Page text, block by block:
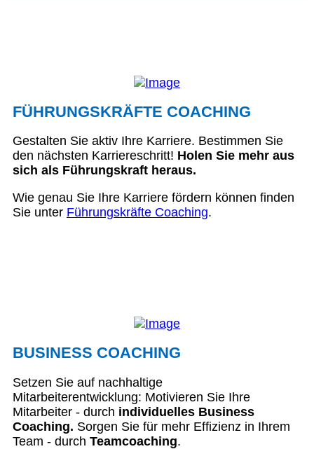
FÜHRUNGSKRÄFTE COACHING
Gestalten Sie aktiv Ihre Karriere. Bestimmen Sie
den nächsten Karriereschritt! Holen Sie mehr aus
sich als Führungskraft heraus.
Wie genau Sie Ihre Karriere fördern können finden
Sie unter Führungskräfte Coaching.
BUSINESS COACHING
Setzen Sie auf nachhaltige
Mitarbeiterentwicklung: Motivieren Sie Ihre
Mitarbeiter - durch individuelles Business
Coaching. Sorgen Sie für mehr Effizienz in Ihrem
Team - durch Teamcoaching.